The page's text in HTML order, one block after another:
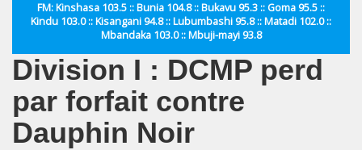
FM: Kinshasa 103.5 :: Bunia 104.8 :: Bukavu 95.3 :: Goma 95.5 ::
Kindu 103.0 :: Kisangani 94.8 :: Lubumbashi 95.8 :: Matadi 102.0 ::
Mbandaka 103.0 :: Mbuji-mayi 93.8
Division I : DCMP perd
par forfait contre
Dauphin Noir